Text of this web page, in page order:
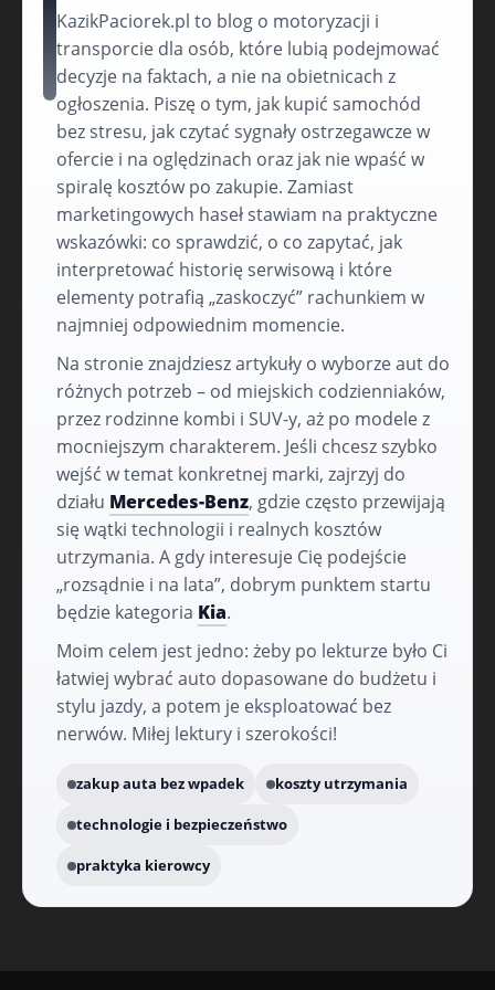
KazikPaciorek.pl to blog o motoryzacji i
transporcie dla osób, które lubią podejmować
decyzje na faktach, a nie na obietnicach z
ogłoszenia. Piszę o tym, jak kupić samochód
bez stresu, jak czytać sygnały ostrzegawcze w
ofercie i na oględzinach oraz jak nie wpaść w
spiralę kosztów po zakupie. Zamiast
marketingowych haseł stawiam na praktyczne
wskazówki: co sprawdzić, o co zapytać, jak
interpretować historię serwisową i które
elementy potrafią „zaskoczyć” rachunkiem w
najmniej odpowiednim momencie.
Na stronie znajdziesz artykuły o wyborze aut do
różnych potrzeb – od miejskich codzienniaków,
przez rodzinne kombi i SUV-y, aż po modele z
mocniejszym charakterem. Jeśli chcesz szybko
wejść w temat konkretnej marki, zajrzyj do
działu Mercedes-Benz, gdzie często przewijają
się wątki technologii i realnych kosztów
utrzymania. A gdy interesuje Cię podejście
„rozsądnie i na lata”, dobrym punktem startu
będzie kategoria Kia.
Moim celem jest jedno: żeby po lekturze było Ci
łatwiej wybrać auto dopasowane do budżetu i
stylu jazdy, a potem je eksploatować bez
nerwów. Miłej lektury i szerokości!
zakup auta bez wpadek koszty utrzymania
technologie i bezpieczeństwo
praktyka kierowcy